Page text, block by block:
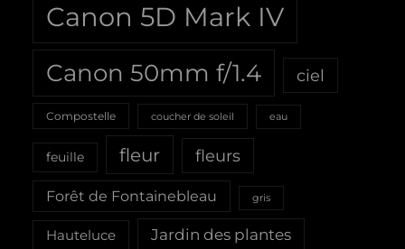
Canon 5D Mark IV
Canon 50mm f/1.4 ciel
Compostelle coucher de soleil eau
feuille fleur fleurs
Forêt de Fontainebleau gris
Hauteluce Jardin des plantes